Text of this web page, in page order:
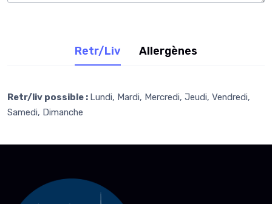
Retr/Liv Allergènes
Retr/liv possible : Lundi, Mardi, Mercredi, Jeudi, Vendredi,
Samedi, Dimanche